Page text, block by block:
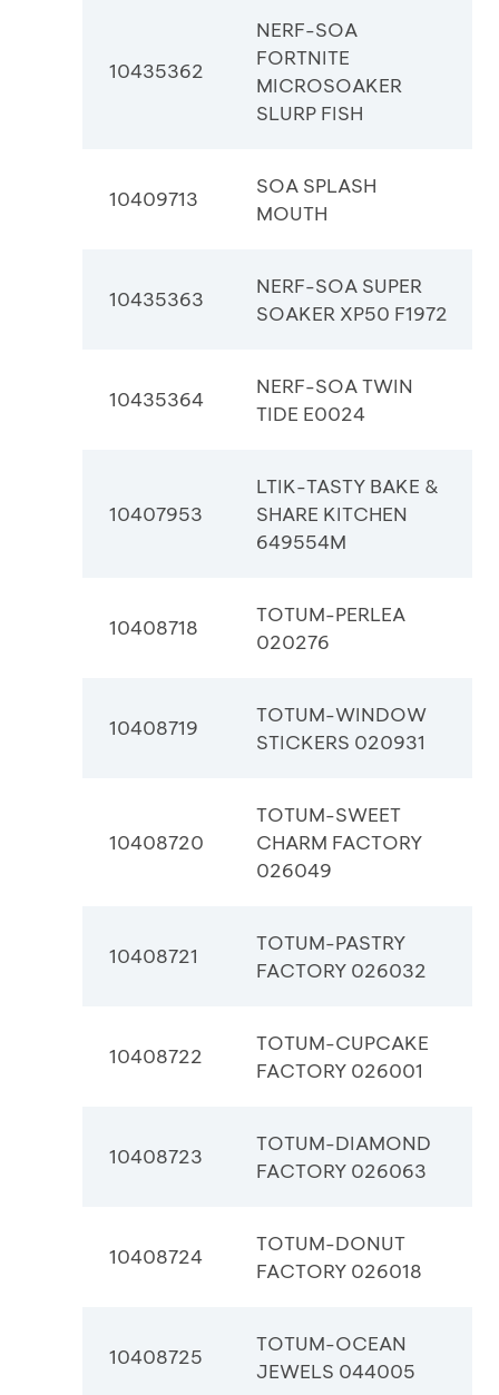
10435362
NERF-SOA
FORTNITE
MICROSOAKER
SLURP FISH
10409713
SOA SPLASH
MOUTH
10435363
NERF-SOA SUPER
SOAKER XP50 F1972
10435364
NERF-SOA TWIN
TIDE E0024
10407953
LTIK-TASTY BAKE &
SHARE KITCHEN
649554M
10408718
TOTUM-PERLEA
020276
10408719
TOTUM-WINDOW
STICKERS 020931
10408720
TOTUM-SWEET
CHARM FACTORY
026049
10408721
TOTUM-PASTRY
FACTORY 026032
10408722
TOTUM-CUPCAKE
FACTORY 026001
10408723
TOTUM-DIAMOND
FACTORY 026063
10408724
TOTUM-DONUT
FACTORY 026018
10408725
TOTUM-OCEAN
JEWELS 044005